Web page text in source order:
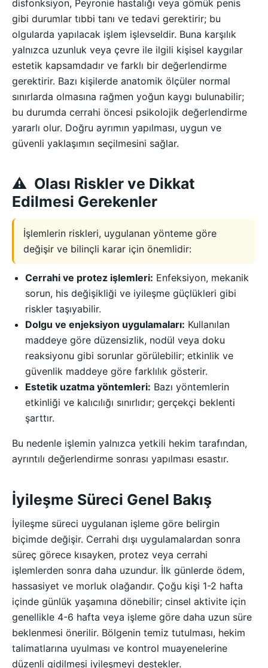
disfonksiyon, Peyronie hastalığı veya gömük penis
gibi durumlar tıbbi tanı ve tedavi gerektirir; bu
olgularda yapılacak işlem işlevseldir. Buna karşılık
yalnızca uzunluk veya çevre ile ilgili kişisel kaygılar
estetik kapsamdadır ve farklı bir değerlendirme
gerektirir. Bazı kişilerde anatomik ölçüler normal
sınırlarda olmasına rağmen yoğun kaygı bulunabilir;
bu durumda cerrahi öncesi psikolojik değerlendirme
yararlı olur. Doğru ayrımın yapılması, uygun ve
güvenli yaklaşımın seçilmesini sağlar.
Olası Riskler ve Dikkat
Edilmesi Gerekenler
İşlemlerin riskleri, uygulanan yönteme göre
değişir ve bilinçli karar için önemlidir:
Cerrahi ve protez işlemleri: Enfeksiyon, mekanik
sorun, his değişikliği ve iyileşme güçlükleri gibi
riskler taşıyabilir.
Dolgu ve enjeksiyon uygulamaları: Kullanılan
maddeye göre düzensizlik, nodül veya doku
reaksiyonu gibi sorunlar görülebilir; etkinlik ve
güvenlik maddeye göre farklılık gösterir.
Estetik uzatma yöntemleri: Bazı yöntemlerin
etkinliği ve kalıcılığı sınırlıdır; gerçekçi beklenti
şarttır.
Bu nedenle işlemin yalnızca yetkili hekim tarafından,
ayrıntılı değerlendirme sonrası yapılması esastır.
İyileşme Süreci Genel Bakış
İyileşme süreci uygulanan işleme göre belirgin
biçimde değişir. Cerrahi dışı uygulamalardan sonra
süreç görece kısayken, protez veya cerrahi
işlemlerden sonra daha uzundur. İlk günlerde ödem,
hassasiyet ve morluk olağandır. Çoğu kişi 1-2 hafta
içinde günlük yaşamına dönebilir; cinsel aktivite için
genellikle 4-6 hafta veya işleme göre daha uzun süre
beklenmesi önerilir. Bölgenin temiz tutulması, hekim
talimatlarına uyulması ve kontrol muayenelerine
düzenli gidilmesi iyileşmeyi destekler.